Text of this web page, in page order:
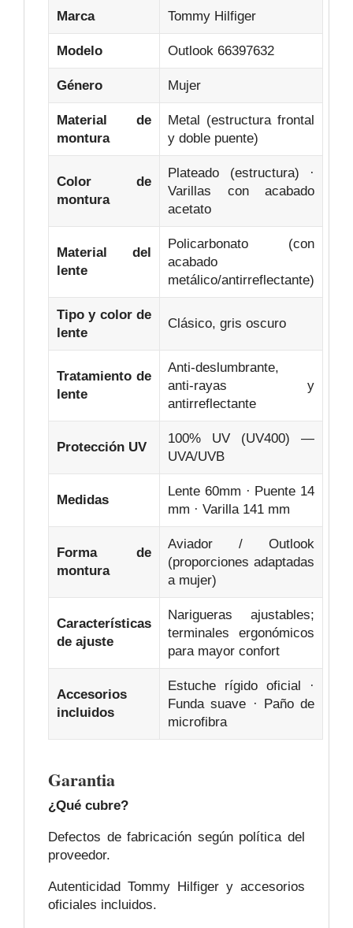
Marca Tommy Hilfiger
Modelo Outlook 66397632
Género Mujer
Material de
montura
Metal (estructura frontal
y doble puente)
Color de
montura
Plateado (estructura) ·
Varillas con acabado
acetato
Material del
lente
Policarbonato (con
acabado
metálico/antirreflectante)
Tipo y color de
lente
Clásico, gris oscuro
Tratamiento de
lente
Anti‑deslumbrante,
anti‑rayas y
antirreflectante
Protección UV
100% UV (UV400) —
UVA/UVB
Medidas
Lente 60mm · Puente 14
mm · Varilla 141 mm
Forma de
montura
Aviador / Outlook
(proporciones adaptadas
a mujer)
Características
de ajuste
Narigueras ajustables;
terminales ergonómicos
para mayor confort
Accesorios
incluidos
Estuche rígido oficial ·
Funda suave · Paño de
microfibra
Garantia
¿Qué cubre?
Defectos de fabricación según política del
proveedor.
Autenticidad Tommy Hilfiger y accesorios
oficiales incluidos.